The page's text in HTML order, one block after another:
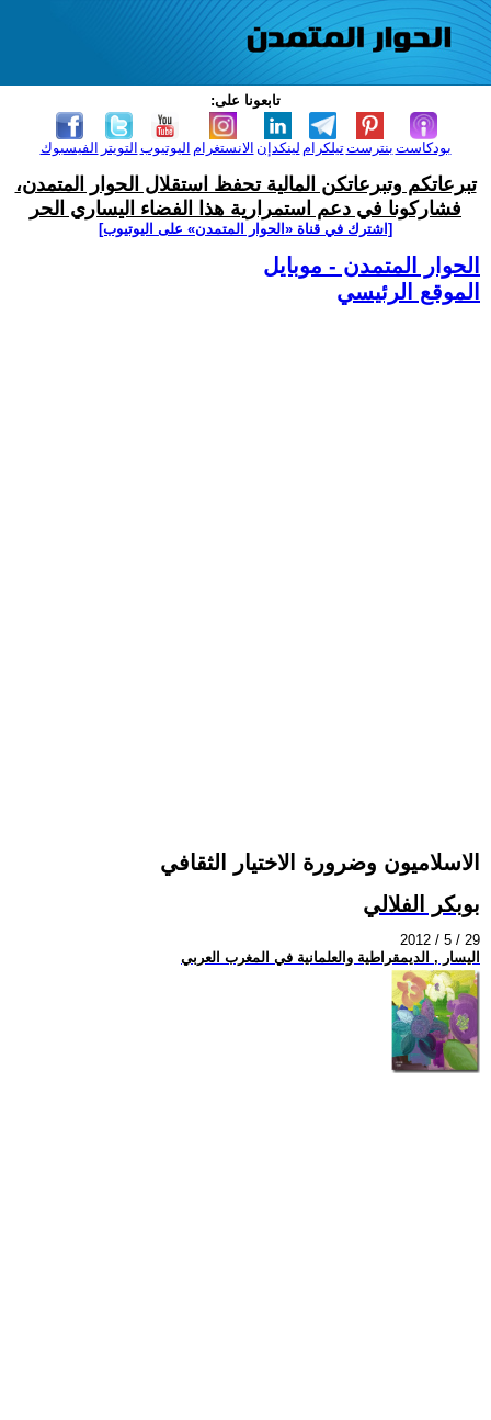
تابعونا على:
الفيسبوك التويتر اليوتيوب الانستغرام لينكدإن تيلكرامبنترست بودكاست
تبرعاتكم وتبرعاتكن المالية تحفظ استقلال الحوار المتمدن،
فشاركونا في دعم استمرارية هذا الفضاء اليساري الحر
[اشترك في قناة ‫«الحوار المتمدن» على اليوتيوب]
الحوار المتمدن - موبايل
الموقع الرئيسي
الاسلاميون وضرورة الاختيار الثقافي
بوبكر الفلالي
2012 / 5 / 29
اليسار , الديمقراطية والعلمانية في المغرب العربي